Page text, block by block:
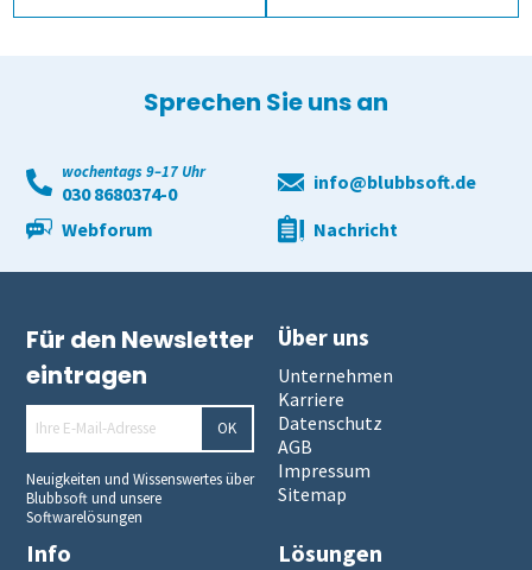
Sprechen Sie uns an
wochentags 9–17 Uhr
030 8680374-0
info@blubbsoft.de
Webforum
Nachricht
Für den Newsletter
eintragen
OK
Neuigkeiten und Wissenswertes über
Blubbsoft und unsere
Softwarelösungen
Über uns
Unternehmen
Karriere
Datenschutz
AGB
Impressum
Sitemap
Info Lösungen